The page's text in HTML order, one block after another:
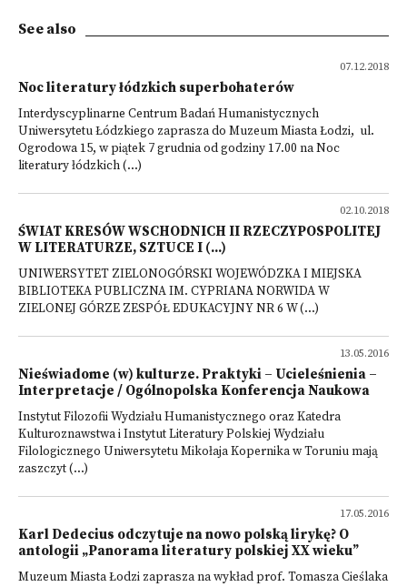
See also
07.12.2018
Noc literatury łódzkich superbohaterów
Interdyscyplinarne Centrum Badań Humanistycznych
Uniwersytetu Łódzkiego zaprasza do Muzeum Miasta Łodzi, ul.
Ogrodowa 15, w piątek 7 grudnia od godziny 17.00 na Noc
literatury łódzkich (...)
02.10.2018
ŚWIAT KRESÓW WSCHODNICH II RZECZYPOSPOLITEJ
W LITERATURZE, SZTUCE I (...)
UNIWERSYTET ZIELONOGÓRSKI WOJEWÓDZKA I MIEJSKA
BIBLIOTEKA PUBLICZNA IM. CYPRIANA NORWIDA W
ZIELONEJ GÓRZE ZESPÓŁ EDUKACYJNY NR 6 W (...)
13.05.2016
Nieświadome (w) kulturze. Praktyki – Ucieleśnienia –
Interpretacje / Ogólnopolska Konferencja Naukowa
Instytut Filozofii Wydziału Humanistycznego oraz Katedra
Kulturoznawstwa i Instytut Literatury Polskiej Wydziału
Filologicznego Uniwersytetu Mikołaja Kopernika w Toruniu mają
zaszczyt (...)
17.05.2016
Karl Dedecius odczytuje na nowo polską lirykę? O
antologii „Panorama literatury polskiej XX wieku”
Muzeum Miasta Łodzi zaprasza na wykład prof. Tomasza Cieślaka